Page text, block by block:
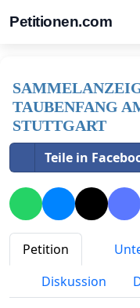
Petitionen.com
TAUBENFANG
STUTTGART
Teile in
Petition
Diskussion